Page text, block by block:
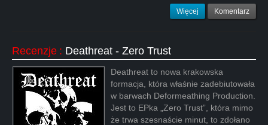
Więcej Komentarz
Recenzje : Deathreat - Zero Trust
Deathreat to nowa krakowska
formacja, która właśnie zadebiutowała
w barwach Deformeathing Production.
Jest to EPka „Zero Trust”, która mimo
że trwa szesnaście minut, to zdołano